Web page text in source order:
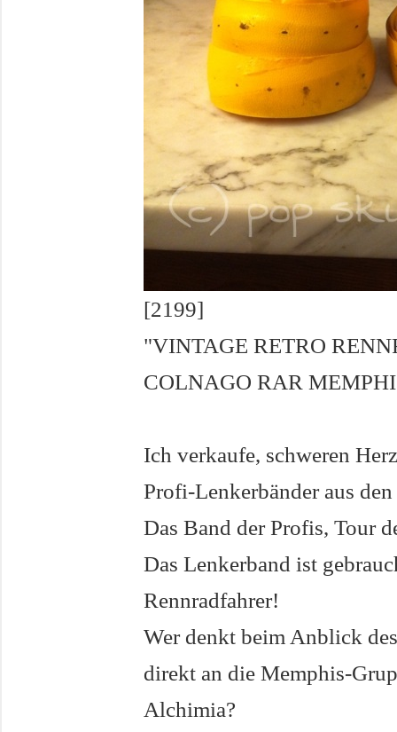
[2199]
"VINTAGE RETRO
COLNAGO RAR
Ich verkaufe, schweren
Profi-Lenkerbänder aus den
Das Band der Profis, Tour
Das Lenkerband ist
Rennradfahrer!
Wer denkt beim Anblick
direkt an die Memphis-
Alchimia?